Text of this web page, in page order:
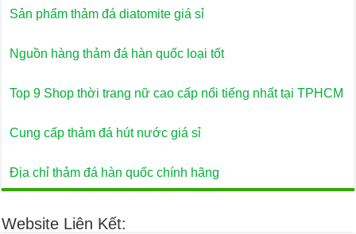
Sản phẩm thảm đá diatomite giá sỉ
Nguồn hàng thảm đá hàn quốc loại tốt
Top 9 Shop thời trang nữ cao cấp nổi tiếng nhất tại TPHCM
Cung cấp thảm đá hút nước giá sỉ
Địa chỉ thảm đá hàn quốc chính hãng
Website Liên Kết: